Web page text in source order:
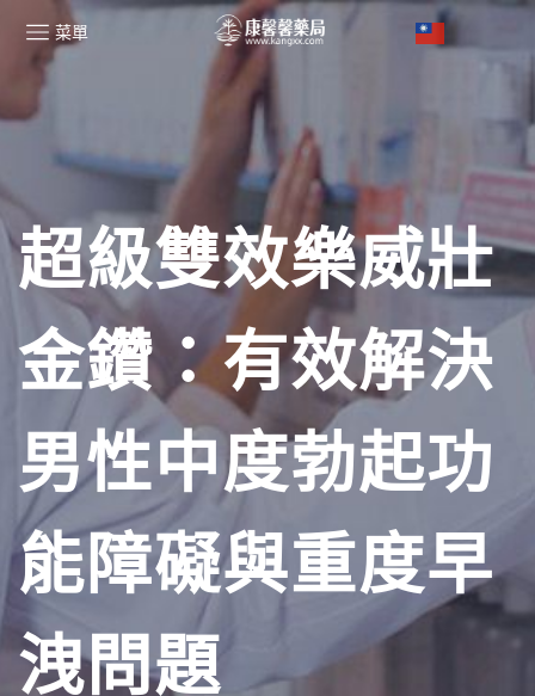
菜單
超級雙效樂威壯
金鑽：有效解決
男性中度勃起功
能障礙與重度早
洩問題